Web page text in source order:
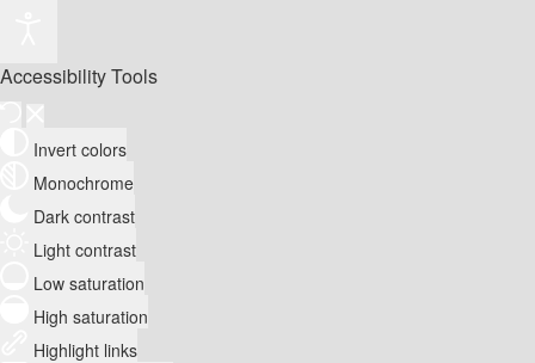
Accessibility Tools
Invert colors
Monochrome
Dark contrast
Light contrast
Low saturation
High saturation
Highlight links